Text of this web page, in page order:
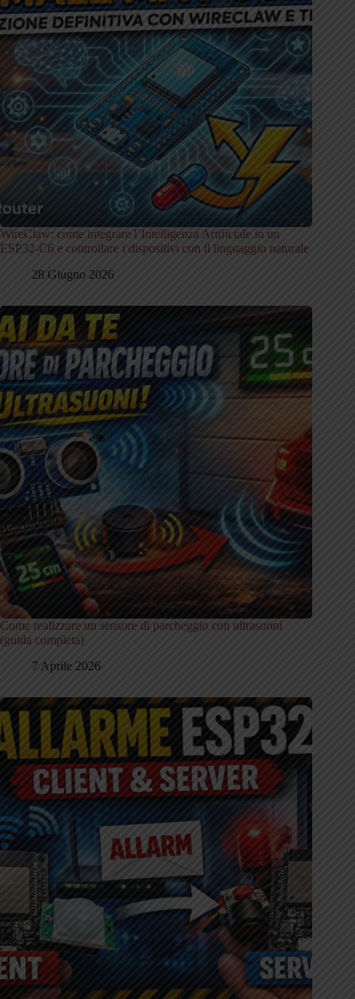
WireClaw: come integrare l’Intelligenza Artificiale in un
ESP32-C6 e controllare i dispositivi con il linguaggio naturale
28 Giugno 2026
Come realizzare un sensore di parcheggio con ultrasuoni
(guida completa)
7 Aprile 2026